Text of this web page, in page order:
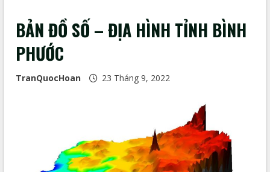
BẢN ĐỒ SỐ – ĐỊA HÌNH TỈNH BÌNH
PHƯỚC
TranQuocHoan 23 Tháng 9, 2022